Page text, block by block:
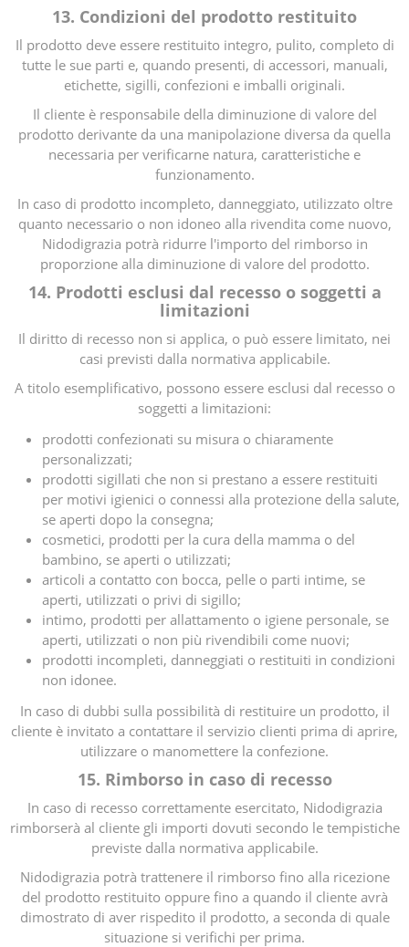
13. Condizioni del prodotto restituito
Il prodotto deve essere restituito integro, pulito, completo di
tutte le sue parti e, quando presenti, di accessori, manuali,
etichette, sigilli, confezioni e imballi originali.
Il cliente è responsabile della diminuzione di valore del
prodotto derivante da una manipolazione diversa da quella
necessaria per verificarne natura, caratteristiche e
funzionamento.
In caso di prodotto incompleto, danneggiato, utilizzato oltre
quanto necessario o non idoneo alla rivendita come nuovo,
Nidodigrazia potrà ridurre l'importo del rimborso in
proporzione alla diminuzione di valore del prodotto.
14. Prodotti esclusi dal recesso o soggetti a
limitazioni
Il diritto di recesso non si applica, o può essere limitato, nei
casi previsti dalla normativa applicabile.
A titolo esemplificativo, possono essere esclusi dal recesso o
soggetti a limitazioni:
prodotti confezionati su misura o chiaramente
personalizzati;
prodotti sigillati che non si prestano a essere restituiti
per motivi igienici o connessi alla protezione della salute,
se aperti dopo la consegna;
cosmetici, prodotti per la cura della mamma o del
bambino, se aperti o utilizzati;
articoli a contatto con bocca, pelle o parti intime, se
aperti, utilizzati o privi di sigillo;
intimo, prodotti per allattamento o igiene personale, se
aperti, utilizzati o non più rivendibili come nuovi;
prodotti incompleti, danneggiati o restituiti in condizioni
non idonee.
In caso di dubbi sulla possibilità di restituire un prodotto, il
cliente è invitato a contattare il servizio clienti prima di aprire,
utilizzare o manomettere la confezione.
15. Rimborso in caso di recesso
In caso di recesso correttamente esercitato, Nidodigrazia
rimborserà al cliente gli importi dovuti secondo le tempistiche
previste dalla normativa applicabile.
Nidodigrazia potrà trattenere il rimborso fino alla ricezione
del prodotto restituito oppure fino a quando il cliente avrà
dimostrato di aver rispedito il prodotto, a seconda di quale
situazione si verifichi per prima.